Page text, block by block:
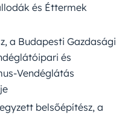
és Éttermek
a Budapesti Gazdasági
és
Vendéglátás
belsőépítész, a